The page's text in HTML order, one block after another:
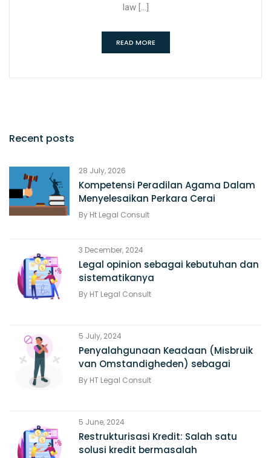
law […]
READ MORE
Recent posts
28 July, 2026
Kompetensi Peradilan Agama Dalam
Menyelesaikan Perkara Cerai
By Ht Legal Consult
3 December, 2024
Legal opinion sebagai kebutuhan dan
sistematikanya
By HT Legal Consult
5 July, 2024
Penyalahgunaan Keadaan (Misbruik
van Omstandigheden) sebagai
alasan Pembatalan Perjanjian
By HT Legal Consult
5 June, 2024
Restrukturisasi Kredit: Salah satu
solusi kredit bermasalah